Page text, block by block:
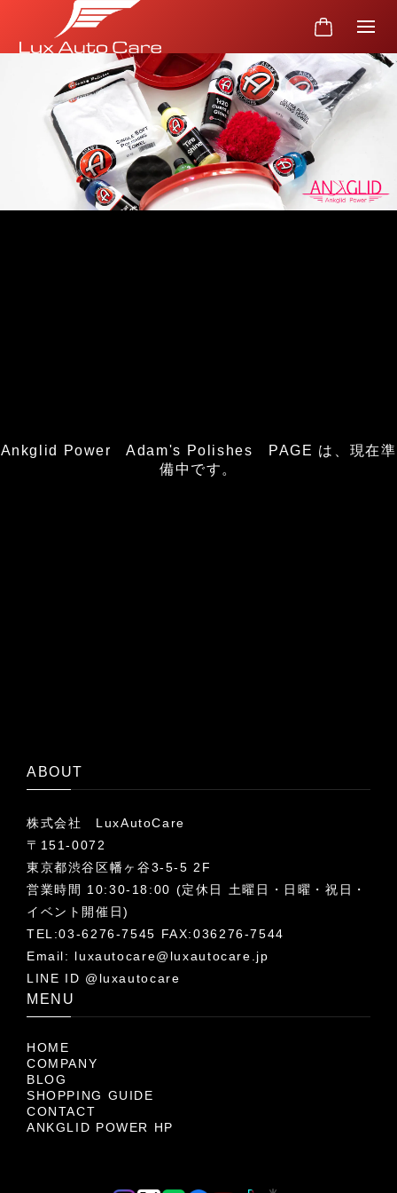
Ankglid Power Adam's Polishes PAGE は、現在準
備中です。
ABOUT
株式会社 LuxAutoCare
〒151-0072
東京都渋谷区幡ヶ谷3-5-5 2F
営業時間 10:30-18:00 (定休日 土曜日・日曜・祝日・
イベント開催日)
TEL:03-6276-7545 FAX:036276-7544
Email: luxautocare@luxautocare.jp
LINE ID @luxautocare
MENU
HOME
COMPANY
BLOG
SHOPPING GUIDE
CONTACT
ANKGLID POWER HP